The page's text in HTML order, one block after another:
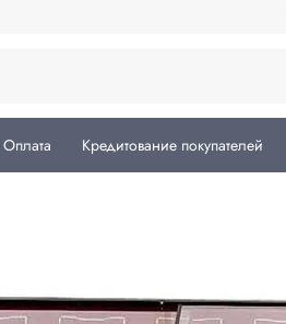
Оплата Кредитование покупателей